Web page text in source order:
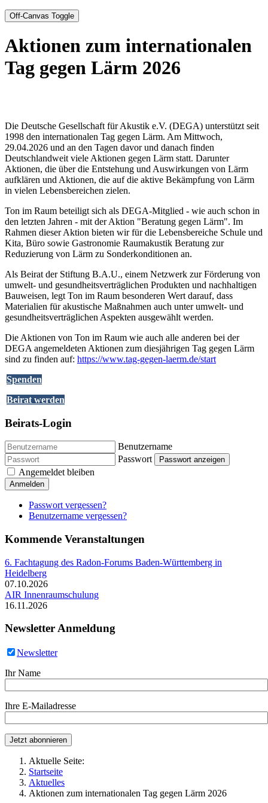
Off-Canvas Toggle
Aktionen zum internationalen
Tag gegen Lärm 2026
Die Deutsche Gesellschaft für Akustik e.V. (DEGA) unterstützt seit
1998 den internationalen Tag gegen Lärm. Am Mittwoch,
29.04.2026 und an den Tagen davor und danach finden
Deutschlandweit viele Aktionen gegen Lärm statt. Darunter
Aktionen, die über die Entstehung und Auswirkungen von Lärm
aufklären und Aktionen, die auf die aktive Bekämpfung von Lärm
in vielen Lebensbereichen zielen.
Ton im Raum beteiligt sich als DEGA-Mitglied - wie auch schon in
den letzten Jahren - mit der Aktion "Beratung gegen Lärm". Im
Rahmen dieser Aktion bieten wir für die Lebensbereiche Schule und
Kita, Büro sowie Gastronomie Raumakustik Beratung zur
Reduzierung von Lärm zu Sonderkonditionen an.
Als Beirat der Stiftung B.A.U., einem Netzwerk zur Förderung von
umwelt- und gesundheitsverträglichen Produkten und nachhaltigen
Bauweisen, legt Ton im Raum besonderen Wert darauf, dass
Materialien für akustische Maßnahmen auch unter umwelt- und
gesundheitsverträglichen Aspekten ausgewählt werden.
Die Aktionen von Ton im Raum wie auch alle anderen bei der
DEGA angemeldeten Aktionen zum diesjährigen Tag gegen Lärm
sind zu finden auf: https://www.tag-gegen-laerm.de/start
Spenden
Beirat werden
Beirats-Login
Benutzername
Passwort
Passwort anzeigen
Angemeldet bleiben
Anmelden
Passwort vergessen?
Benutzername vergessen?
Kommende Veranstaltungen
6. Fachtagung des Radon-Forums Baden-Württemberg in
Heidelberg
07.10.2026
AIR Innenraumschulung
16.11.2026
Newsletter Anmeldung
Newsletter
Ihr Name
Ihre E-Mailadresse
Aktuelle Seite:
Startseite
Aktuelles
Aktionen zum internationalen Tag gegen Lärm 2026